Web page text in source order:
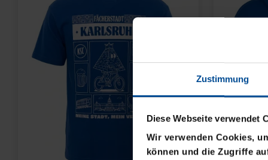
Zustimmung
Diese Webseite verwendet
Wir verwenden Cookies,
können und die Zugriffe